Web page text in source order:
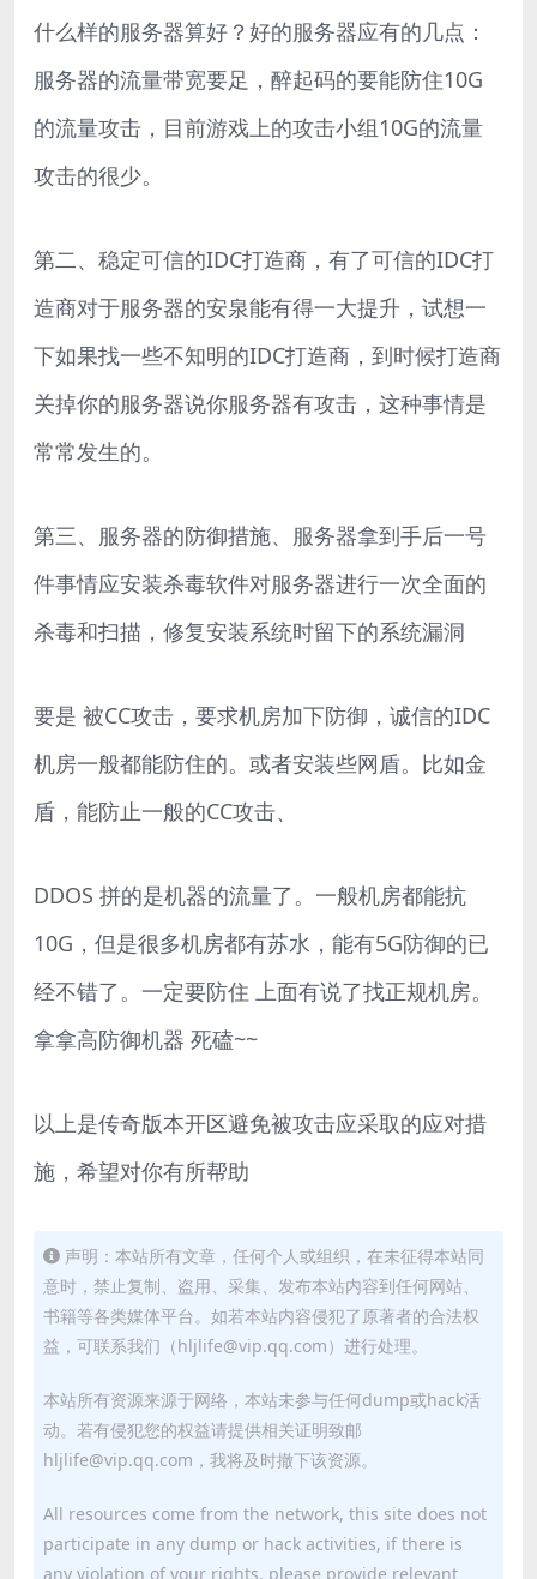
什么样的服务器算好？好的服务器应有的几点：
服务器的流量带宽要足，醉起码的要能防住10G
的流量攻击，目前游戏上的攻击小组10G的流量
攻击的很少。
第二、稳定可信的IDC打造商，有了可信的IDC打
造商对于服务器的安泉能有得一大提升，试想一
下如果找一些不知明的IDC打造商，到时候打造商
关掉你的服务器说你服务器有攻击，这种事情是
常常发生的。
第三、服务器的防御措施、服务器拿到手后一号
件事情应安装杀毒软件对服务器进行一次全面的
杀毒和扫描，修复安装系统时留下的系统漏洞
要是 被CC攻击，要求机房加下防御，诚信的IDC
机房一般都能防住的。或者安装些网盾。比如金
盾，能防止一般的CC攻击、
DDOS 拼的是机器的流量了。一般机房都能抗
10G，但是很多机房都有苏水，能有5G防御的已
经不错了。一定要防住 上面有说了找正规机房。
拿拿高防御机器 死磕~~
以上是传奇版本开区避免被攻击应采取的应对措
施，希望对你有所帮助
声明：本站所有文章，任何个人或组织，在未征得本站同
意时，禁止复制、盗用、采集、发布本站内容到任何网站、
书籍等各类媒体平台。如若本站内容侵犯了原著者的合法权
益，可联系我们（hljlife@vip.qq.com）进行处理。
本站所有资源来源于网络，本站未参与任何dump或hack活
动。若有侵犯您的权益请提供相关证明致邮
hljlife@vip.qq.com，我将及时撤下该资源。
All resources come from the network, this site does not
participate in any dump or hack activities, if there is
any violation of your rights, please provide relevant